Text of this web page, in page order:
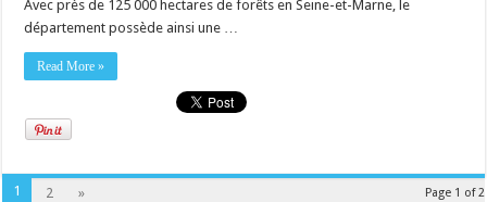
Avec près de 125 000 hectares de forêts en Seine-et-Marne, le
département possède ainsi une …
Read More »
Page 1 of 2
1 2 »